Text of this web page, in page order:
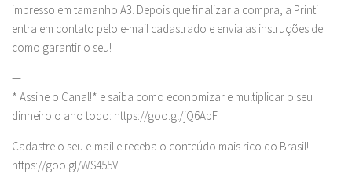
impresso em tamanho A3. Depois que finalizar a compra, a Printi
entra em contato pelo e-mail cadastrado e envia as instruções de
como garantir o seu!
—
* Assine o Canal!* e saiba como economizar e multiplicar o seu
dinheiro o ano todo: https://goo.gl/jQ6ApF
Cadastre o seu e-mail e receba o conteúdo mais rico do Brasil!
https://goo.gl/WS455V